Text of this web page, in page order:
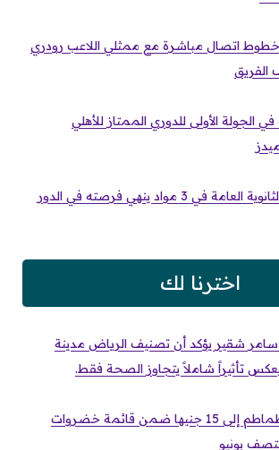
خطوط اتصال مباشرة مع ممثلي اللاعب رودري
الجولة الأولى للدوري الممتاز للأهلي
رسوب طالب الثانوية العامة في 3 مواد ينهي فرصته في الدور
اخترنا لك
شقير يؤكد أن تصنيف الرياض مدينة
تأثيراً شاملاً يتجاوز الصحة فقط.
تراجع سعر الطماطم إلى 15 جنيها ضمن قائمة خضروات
يونيو